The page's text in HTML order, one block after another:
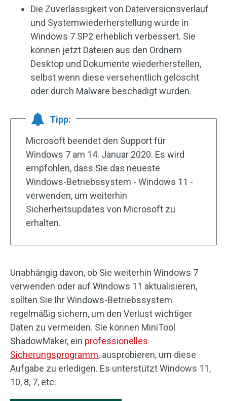
Die Zuverlässigkeit von Dateiversionsverlauf
und Systemwiederherstellung wurde in
Windows 7 SP2 erheblich verbessert. Sie
können jetzt Dateien aus den Ordnern
Desktop und Dokumente wiederherstellen,
selbst wenn diese versehentlich gelöscht
oder durch Malware beschädigt wurden.
Tipp:
Microsoft beendet den Support für
Windows 7 am 14. Januar 2020. Es wird
empfohlen, dass Sie das neueste
Windows-Betriebssystem - Windows 11 -
verwenden, um weiterhin
Sicherheitsupdates von Microsoft zu
erhalten.
Unabhängig davon, ob Sie weiterhin Windows 7
verwenden oder auf Windows 11 aktualisieren,
sollten Sie Ihr Windows-Betriebssystem
regelmäßig sichern, um den Verlust wichtiger
Daten zu vermeiden. Sie können MiniTool
ShadowMaker, ein professionelles
Sicherungsprogramm, ausprobieren, um diese
Aufgabe zu erledigen. Es unterstützt Windows 11,
10, 8, 7, etc.